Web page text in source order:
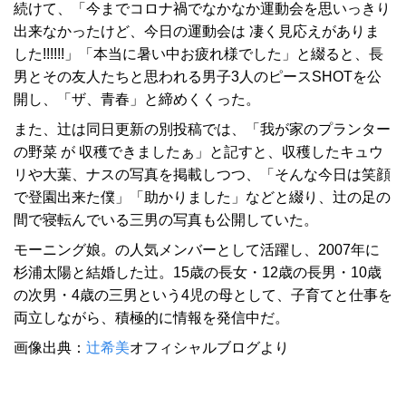
続けて、「今までコロナ禍でなかなか運動会を思いっきり
出来なかったけど、今日の運動会は 凄く見応えがありま
した!!!!!!」「本当に暑い中お疲れ様でした」と綴ると、長
男とその友人たちと思われる男子3人のピースSHOTを公
開し、「ザ、青春」と締めくくった。
また、辻は同日更新の別投稿では、「我が家のプランター
の野菜 が 収穫できましたぁ」と記すと、収穫したキュウ
リや大葉、ナスの写真を掲載しつつ、「そんな今日は笑顔
で登園出来た僕」「助かりました」などと綴り、辻の足の
間で寝転んでいる三男の写真も公開していた。
モーニング娘。の人気メンバーとして活躍し、2007年に
杉浦太陽と結婚した辻。15歳の長女・12歳の長男・10歳
の次男・4歳の三男という4児の母として、子育てと仕事を
両立しながら、積極的に情報を発信中だ。
画像出典： 辻希美オフィシャルブログより